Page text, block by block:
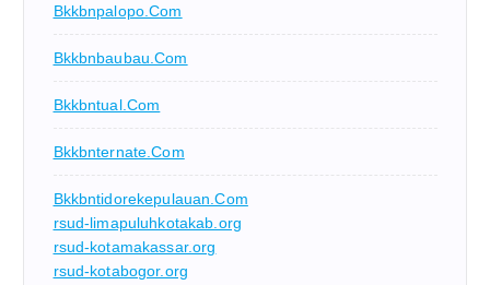
Bkkbnpalopo.com
Bkkbnbaubau.com
Bkkbntual.com
Bkkbnternate.com
Bkkbntidorekepulauan.com
rsud-limapuluhkotakab.org
rsud-kotamakassar.org
rsud-kotabogor.org